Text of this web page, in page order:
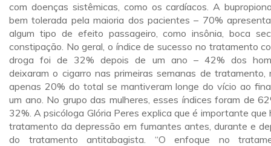
com doenças sistêmicas, como os cardíacos. A
bem tolerada pela maioria dos pacientes – 70%
algum tipo de efeito passageiro, como insônia, boca
constipação. No geral, o índice de sucesso no tratamento
droga foi de 32% depois de um ano – 42% dos
deixaram o cigarro nas primeiras semanas de tratamento,
apenas 20% do total se mantiveram longe do vício ao
um ano. No grupo das mulheres, esses índices foram de
32%. A psicóloga Glória Peres explica que é importante que
tratamento da depressão em fumantes antes, durante e
do tratamento antitabagista. “O enfoque no